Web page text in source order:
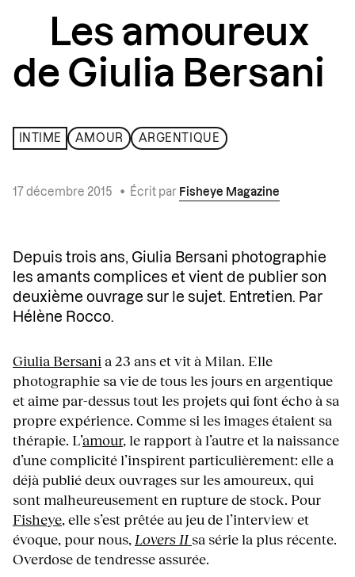
Les amoureux
de Giulia Bersani
INTIME AMOUR ARGENTIQUE
17 décembre 2015 • Écrit par Fisheye Magazine
Depuis trois ans, Giulia Bersani photographie
les amants complices et vient de publier son
deuxième ouvrage sur le sujet. Entretien. Par
Hélène Rocco.
Giulia Bersani a 23 ans et vit à Milan. Elle
photographie sa vie de tous les jours en argentique
et aime par-dessus tout les projets qui font écho à sa
propre expérience. Comme si les images étaient sa
thérapie. L’amour, le rapport à l’autre et la naissance
d’une complicité l’inspirent particulièrement: elle a
déjà publié deux ouvrages sur les amoureux, qui
sont malheureusement en rupture de stock. Pour
Fisheye, elle s’est prêtée au jeu de l’interview et
évoque, pour nous, Lovers II sa série la plus récente.
Overdose de tendresse assurée.